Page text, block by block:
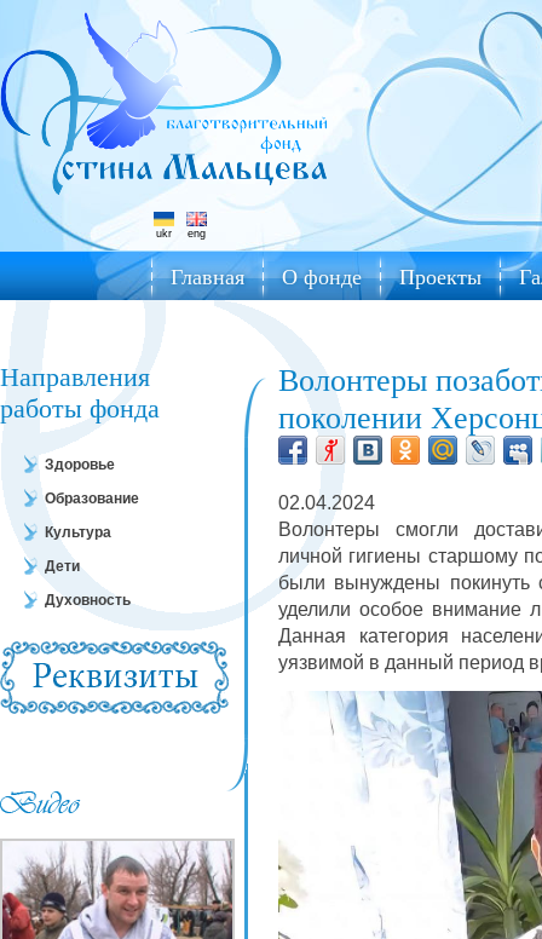
ukr eng
Главная О фонде Проекты
Направления
работы фонда
Здоровье
Образование
Культура
Дети
Духовность
Волонтеры
поколении
02.04.2024
Волонтеры смогли
личной гигиены старшому
были вынуждены покинуть
уделили особое внимание
Данная категория
уязвимой в данный период